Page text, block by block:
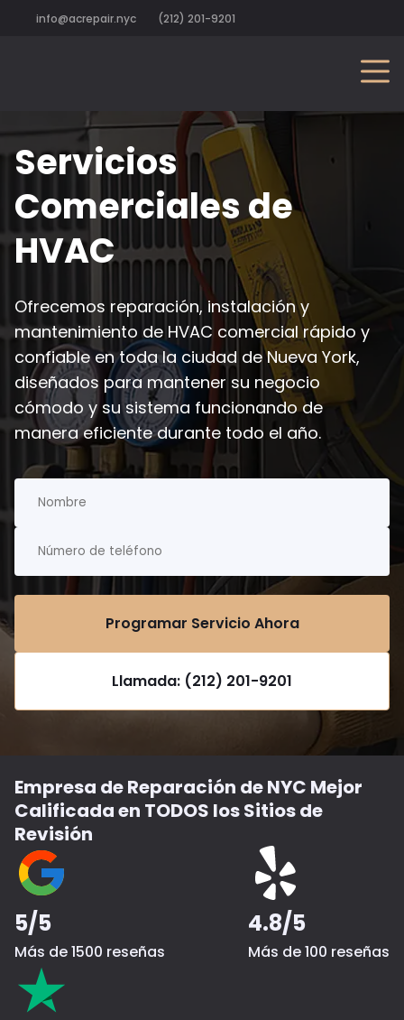
info@acrepair.nyc (212) 201-9201
Servicios
Comerciales de
HVAC
Ofrecemos reparación, instalación y
mantenimiento de HVAC comercial rápido y
confiable en toda la ciudad de Nueva York,
diseñados para mantener su negocio
cómodo y su sistema funcionando de
manera eficiente durante todo el año.
Programar Servicio Ahora
Llamada: (212) 201-9201
Empresa de Reparación de NYC Mejor
Calificada en TODOS los Sitios de
Revisión
5/5
Más de 1500 reseñas
4.8/5
Más de 100 reseñas